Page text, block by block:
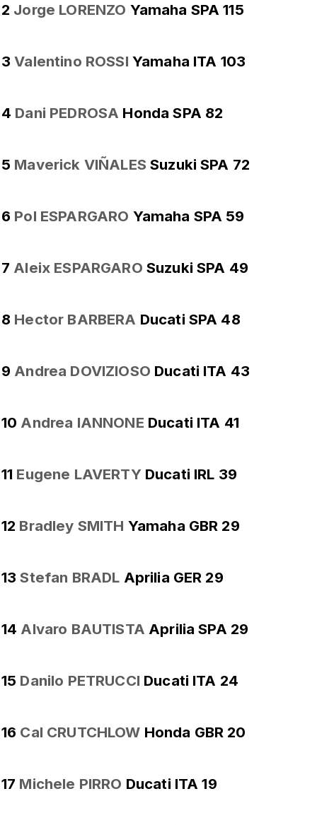
2 Jorge LORENZO Yamaha SPA 115
3Valentino ROSSI Yamaha ITA 103
4 Dani PEDROSA Honda SPA 82
5 Maverick VIÑALES Suzuki SPA 72
6 Pol ESPARGARO Yamaha SPA 59
7 Aleix ESPARGARO Suzuki SPA 49
8 Hector BARBERA Ducati SPA 48
9 Andrea DOVIZIOSO Ducati ITA 43
10 Andrea IANNONE Ducati ITA 41
11 Eugene LAVERTYDucati IRL 39
12 Bradley SMITH Yamaha GBR 29
13Stefan BRADL Aprilia GER 29
14 Alvaro BAUTISTA Aprilia SPA 29
15 Danilo PETRUCCI Ducati ITA 24
16 Cal CRUTCHLOW Honda GBR 20
17 Michele PIRRO Ducati ITA 19